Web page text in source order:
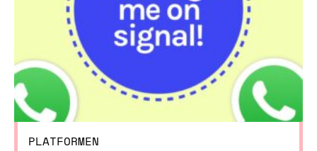
PLATFORMEN